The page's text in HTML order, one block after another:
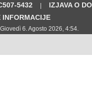
5432 |
IZJAVA O
INFORMACIJE
6. Agosto 2026, 4:54.